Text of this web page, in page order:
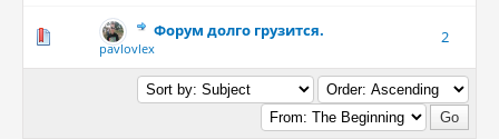
Форум долго грузится.
pavlovlex
2